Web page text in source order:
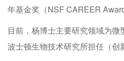
年基金奖（NSF CAREER
目前，杨博士主要研究领域为
波士顿生物技术研究所担任（创